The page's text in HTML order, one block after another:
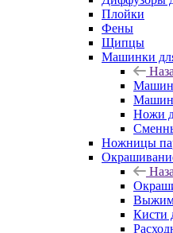
Плойки
Фены
Щипцы
Машинки
Ножи
Ножницы
Кисти